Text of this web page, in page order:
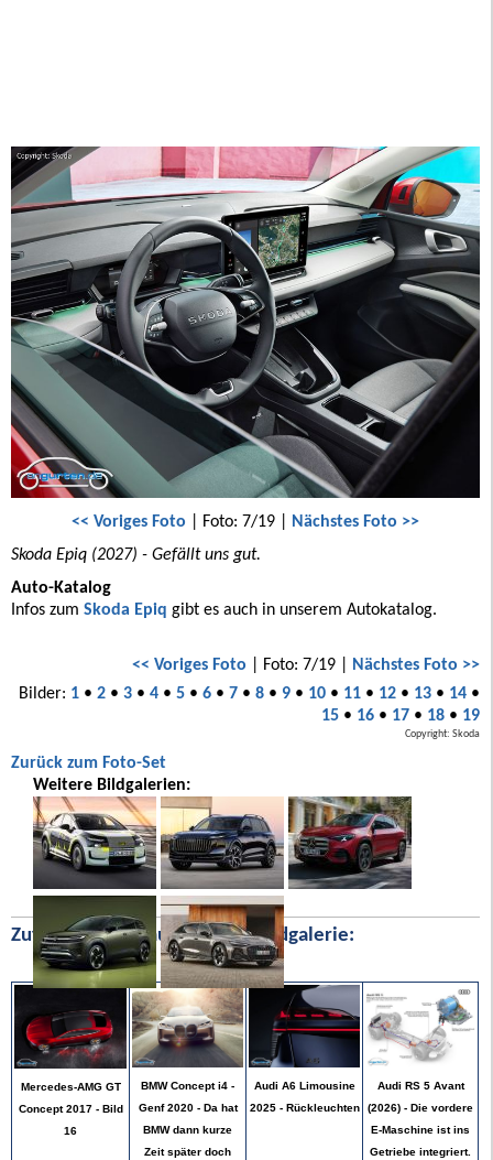
<< Voriges Foto | Foto: 7/19 | Nächstes Foto >>
Skoda Epiq (2027) - Gefällt uns gut.
Auto-Katalog
Infos zum Skoda Epiq gibt es auch in unserem Autokatalog.
<< Voriges Foto | Foto: 7/19 | Nächstes Foto >>
Bilder: 1• 2• 3• 4• 5• 6• 7• 8• 9• 10• 11• 12• 13• 14•
15• 16• 17• 18• 19
Copyright: Skoda
Zurück zum Foto-Set
Weitere Bildgalerien:
Zufällige Bilder aus unserer Bildgalerie:
Mercedes-AMG GT
Concept 2017 - Bild
16
BMW Concept i4 -
Genf 2020 - Da hat
BMW dann kurze
Zeit später doch
Audi A6 Limousine
2025 - Rückleuchten
Audi RS 5 Avant
(2026) - Die vordere
E-Maschine ist ins
Getriebe integriert.